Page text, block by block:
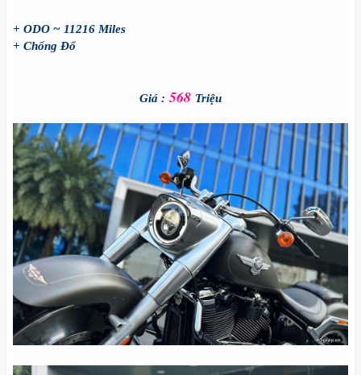
+ ODO ~ 11216 Miles
+ Chống Đổ
Giá : 568 Triệu